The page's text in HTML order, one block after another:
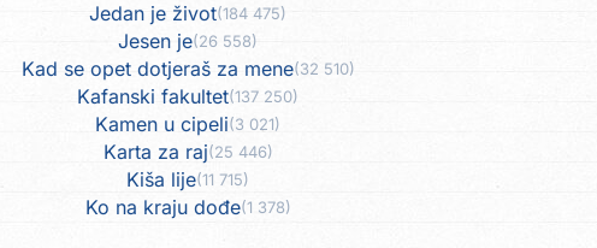
Jedan je život(184 475)
Jesen je(26 558)
Kad se opet dotjeraš za mene(32 510)
Kafanski fakultet(137 250)
Kamen u cipeli(3 021)
Karta za raj(25 446)
Kiša lije(11 715)
Ko na kraju dođe(1 378)